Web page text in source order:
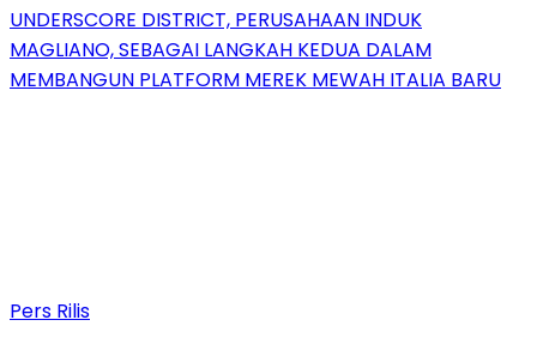
UNDERSCORE DISTRICT, PERUSAHAAN INDUK
MAGLIANO, SEBAGAI LANGKAH KEDUA DALAM
MEMBANGUN PLATFORM MEREK MEWAH ITALIA BARU
Pers Rilis